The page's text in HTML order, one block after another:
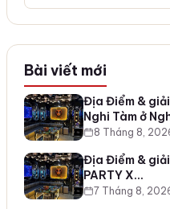
Bài viết mới
Địa Điểm &
Nghi Tàm ở
8 Tháng 8,
Địa Điểm &
PARTY X…
7 Tháng 8,